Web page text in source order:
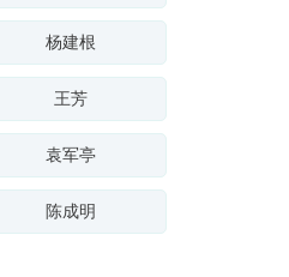
杨建根
王芳
袁军亭
陈成明